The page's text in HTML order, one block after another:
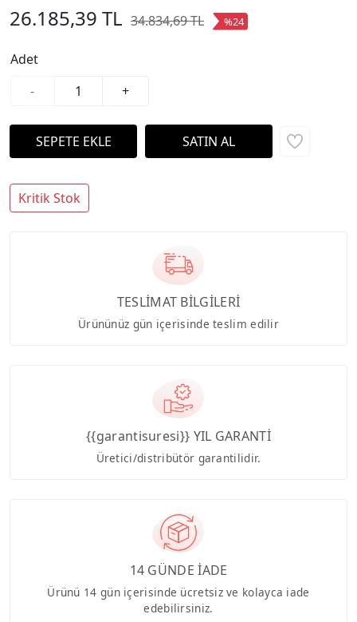
26.185,39 TL 34.834,69 TL %24
Adet
-
+
Kritik Stok
TESLİMAT BİLGİLERİ
Ürününüz gün içerisinde teslim edilir
{{garantisuresi}} YIL GARANTİ
Üretici/distribütör garantilidir.
14 GÜNDE İADE
Ürünü 14 gün içerisinde ücretsiz ve kolayca iade
edebilirsiniz.